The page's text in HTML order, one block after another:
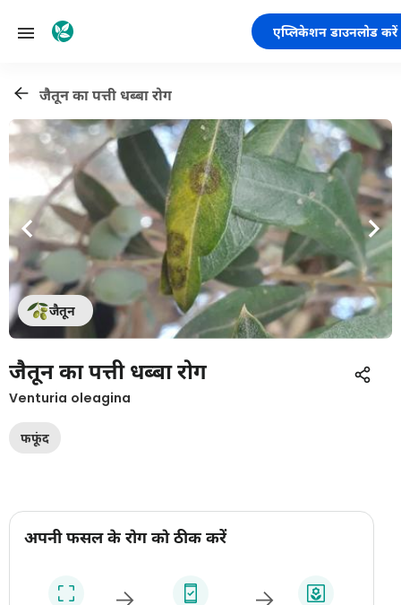
एप्लिकेशन डाउनलोड करें
जैतून का पत्ती धब्बा रोग
जैतून
जैतून का पत्ती धब्बा रोग
Venturia oleagina
फफूंद
अपनी फसल के रोग को ठीक करें